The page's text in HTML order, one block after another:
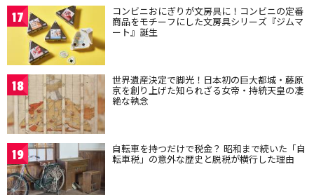
17 コンビニおにぎりが文房具に！コンビニの定番
商品をモチーフにした文房具シリーズ『ジムマ
ート』誕生
18 世界遺産決定で脚光！日本初の巨大都城・藤原
京を創り上げた知られざる女帝・持統天皇の凄
絶な執念
19 自転車を持つだけで税金？ 昭和まで続いた「自
転車税」の意外な歴史と脱税が横行した理由